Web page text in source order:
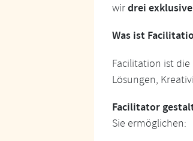
wirdrei
Was ist
Facilitation ist
Lösungen,
Facilitator
Sie ermöglichen: